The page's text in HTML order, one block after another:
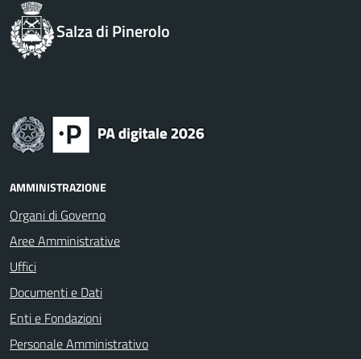
Salza di Pinerolo
AMMINISTRAZIONE
Organi di Governo
Aree Amministrative
Uffici
Documenti e Dati
Enti e Fondazioni
Personale Amministrativo